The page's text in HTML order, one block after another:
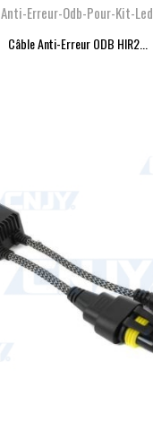
Erreur-Odb-Pour-Kit-Led
Câble Anti-Erreur ODB HIR2...